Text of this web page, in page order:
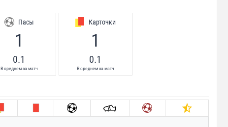
Пасы
1
0.1
В среднем за матч
Карточки
1
0.1
В среднем за матч